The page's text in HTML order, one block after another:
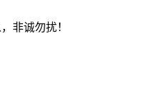
非诚勿扰！